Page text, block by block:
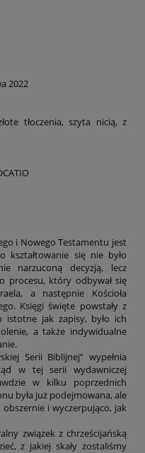
2022
tłoczenia, szyta nicią, z
i Nowego Testamentu jest
kształtowanie się nie było
narzuconą decyzją, lecz
procesu, który odbywał się
a następnie Kościoła
Księgi święte powstały z
jak zapisy, było ich
a także indywidualne
Serii Biblijnej” wypełnia
w tej serii wydawniczej
w kilku poprzednich
była już podejmowana, ale
i wyczerpująco, jak
związek z chrześcijańską
z jakiej skały zostaliśmy